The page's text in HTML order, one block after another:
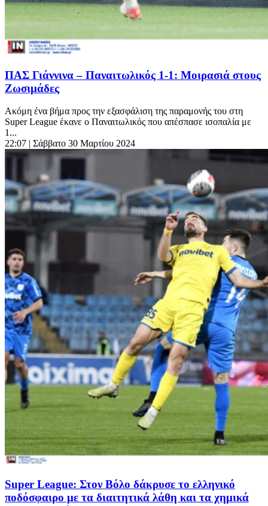
ΠΑΣ Γιάννινα – Παναιτωλικός 1-1: Μοιρασιά στους
Ζωσιμάδες
Ακόμη ένα βήμα προς την εξασφάλιση της παραμονής του στη
Super League έκανε ο Παναιτωλικός που απέσπασε ισοπαλία με
1...
22:07 | Σάββατο 30 Μαρτίου 2024
Super League: Στον Βόλο δάκρυσε το ελληνικό
ποδόσφαιρο με τα διαιτητικά λάθη και τα χημικά